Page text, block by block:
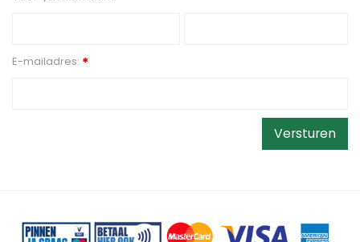
E-mailadres: *